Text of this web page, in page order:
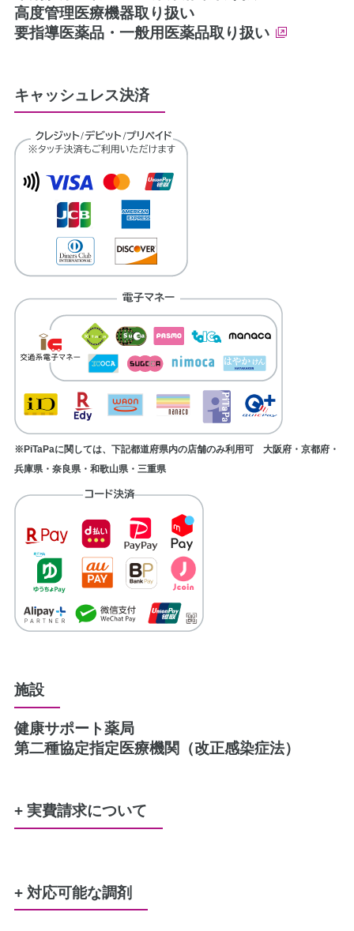
高度管理医療機器取り扱い
要指導医薬品・一般用医薬品取り扱い
キャッシュレス決済
※PiTaPaに関しては、下記都道府県内の店舗のみ利用可 大阪府・京都府・
兵庫県・奈良県・和歌山県・三重県
施設
健康サポート薬局
第二種協定指定医療機関（改正感染症法）
+ 実費請求について
レジ袋（プラスチック製買い物袋）
+ 対応可能な調剤